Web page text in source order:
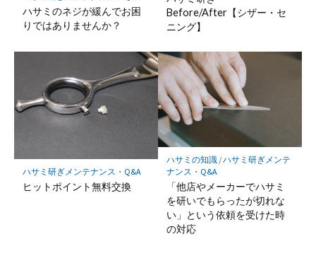
ハサミのネジが緩んでお困
りではありませんか？
Before/After【シザー・セ
ニング】
ハサミ研ぎメンテナンス・Q&A
ヒットポイント無料交換
ハサミの知識/ハサミ研ぎメンテ
ナンス・Q&A
「他店やメーカーでハサミ
を研いでもらったが切れな
い」という依頼を受けた時
の対応